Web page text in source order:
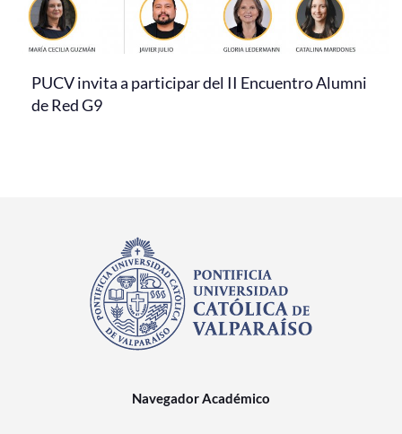
PUCV invita a participar del II Encuentro Alumni
de Red G9
Navegador Académico